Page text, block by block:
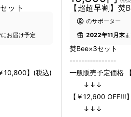
・片付けが大変」と
悩みを解決するため
画期的アイテム。
ット
にお届け予定
10,800】(税込)
【超超早割】
のサポーター
2022年11月末
焚Bee×3セット
----------------
一般販売予定価格
↓↓↓
【￥12,600 OFF!!!
↓↓↓